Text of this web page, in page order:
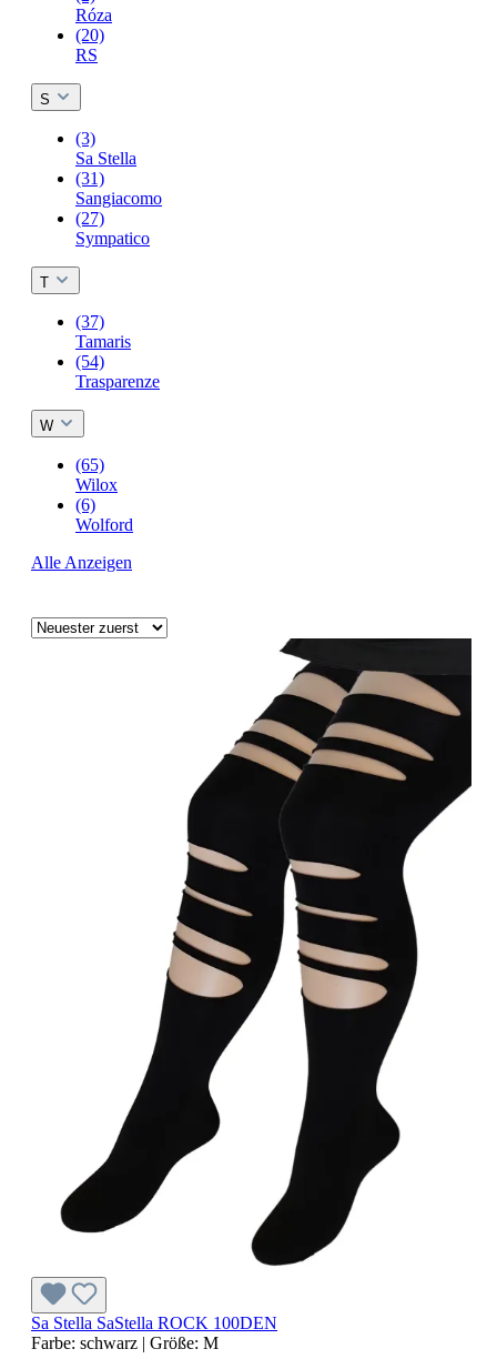
Róza
(20)
RS
S
(3)
Sa Stella
(31)
Sangiacomo
(27)
Sympatico
T
(37)
Tamaris
(54)
Trasparenze
W
(65)
Wilox
(6)
Wolford
Alle Anzeigen
Sa Stella SaStella ROCK 100DEN
Farbe: schwarz | Größe: M